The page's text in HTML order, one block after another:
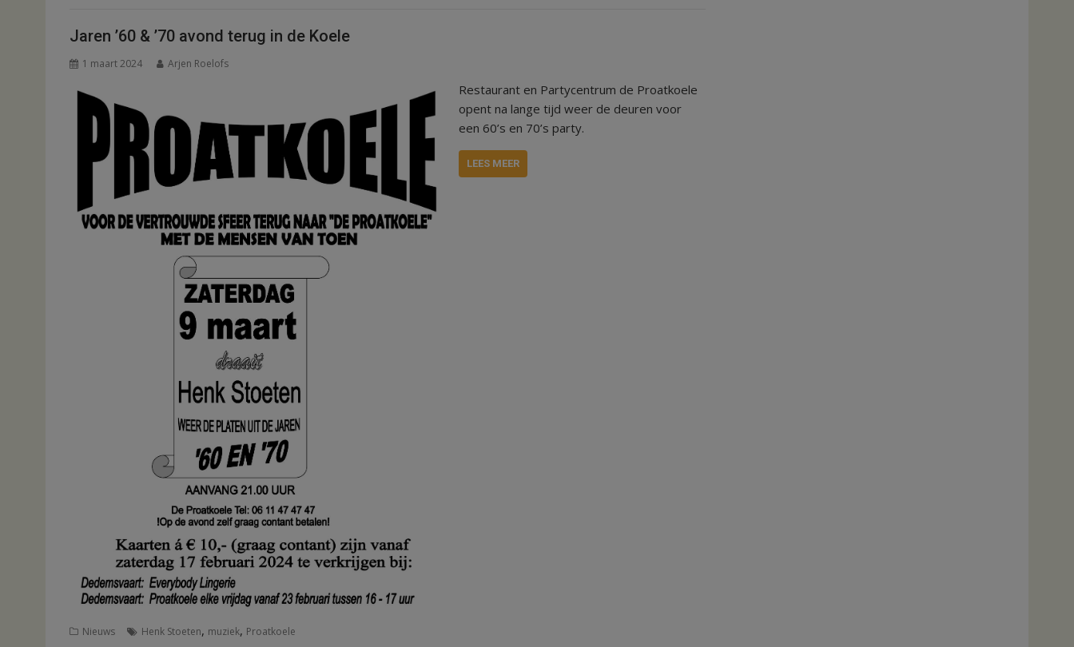
Jaren ’60 & ’70 avond terug in de Koele
1 maart 2024 Arjen Roelofs
Restaurant en Partycentrum de Proatkoele
opent na lange tijd weer de deuren voor
een 60’s en 70’s party.
LEES MEER
Nieuws Henk Stoeten, muziek, Proatkoele